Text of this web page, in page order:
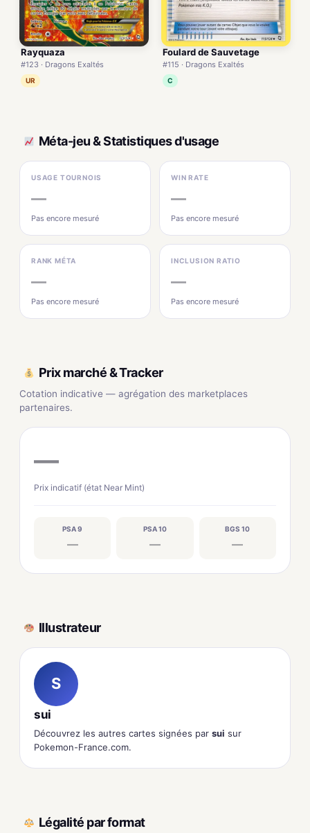
Rayquaza
#123 · Dragons Exaltés
UR
Foulard de Sauvetage
#115 · Dragons Exaltés
C
Méta-jeu & Statistiques d'usage
USAGE TOURNOIS
—
Pas encore mesuré
WIN RATE
—
Pas encore mesuré
RANK MÉTA
—
Pas encore mesuré
INCLUSION RATIO
—
Pas encore mesuré
Prix marché & Tracker
Cotation indicative — agrégation des marketplaces
partenaires.
—
Prix indicatif (état Near Mint)
PSA 9
—
PSA 10
—
BGS 10
—
Illustrateur
S
sui
Découvrez les autres cartes signées par sui sur
Pokemon-France.com.
Légalité par format